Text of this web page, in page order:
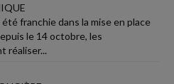
franchie dans la mise en place
le 14 octobre, les
réaliser...